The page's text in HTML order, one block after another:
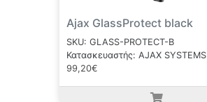
Ajax GlassProtect black
SKU: GLASS-PROTECT-B
Κατασκευαστής: AJAX SYSTEMS
99,20€